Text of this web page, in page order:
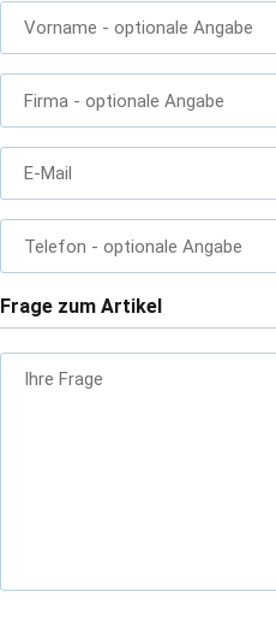
Vorname - optionale Angabe
Firma - optionale Angabe
E-Mail
Telefon - optionale Angabe
Frage zum Artikel
Ihre Frage